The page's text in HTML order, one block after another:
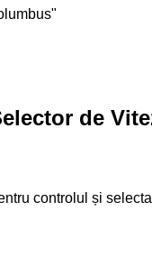
de
controlul și